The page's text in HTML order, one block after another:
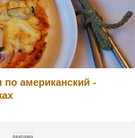
американский -
реклама